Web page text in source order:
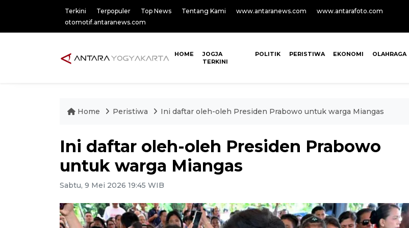
Terkini Terpopuler Top News Tentang Kami www.antaranews.com
www.antarafoto.com
otomotif.antaranews.com
HOME
JOGJA
TERKINI
POLITIK PERISTIWA EKONOMI OLAHRAGA
Home Peristiwa Ini daftar oleh-oleh Presiden Prabowo untuk warga Miangas
Ini daftar oleh-oleh Presiden Prabowo
untuk warga Miangas
Sabtu, 9 Mei 2026 19:45 WIB